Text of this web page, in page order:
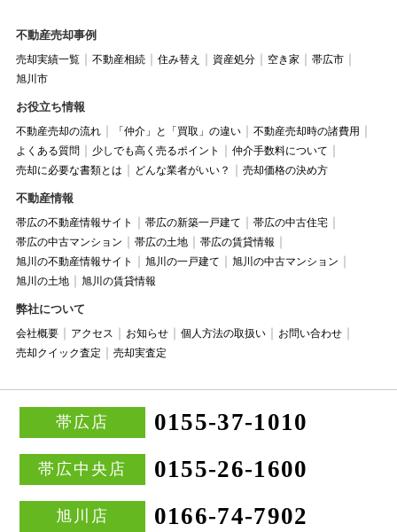
不動産売却事例
売却実績一覧 不動産相続 住み替え 資産処分 空き家
帯広市
旭川市
お役立ち情報
不動産売却の流れ 「仲介」と「買取」の違い
不動産売却時の諸費用
よくある質問
少しでも高く売るポイント
仲介手数料について
売却に必要な書類とは
どんな業者がいい？ 売却価格の決め方
不動産情報
帯広の不動産情報サイト 帯広の新築一戸建て
帯広の中古住宅
帯広の中古マンション
帯広の土地
帯広の賃貸情報
旭川の不動産情報サイト
旭川の一戸建て
旭川の中古マンション
旭川の土地
旭川の賃貸情報
弊社について
会社概要 アクセス お知らせ 個人方法の取扱い
お問い合わせ
売却クイック査定
売却実査定
帯広店 0155-37-1010
帯広中央店 0155-26-1600
旭川店 0166-74-7902